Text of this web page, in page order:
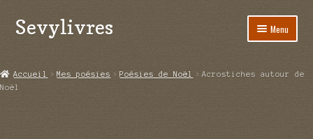
Aller
Aller
au
Sevylivres Menu
A l’abri de la différence trilogie
Accueil Mes poésies Poésies de Noël
Acrostiches autour de
Noël